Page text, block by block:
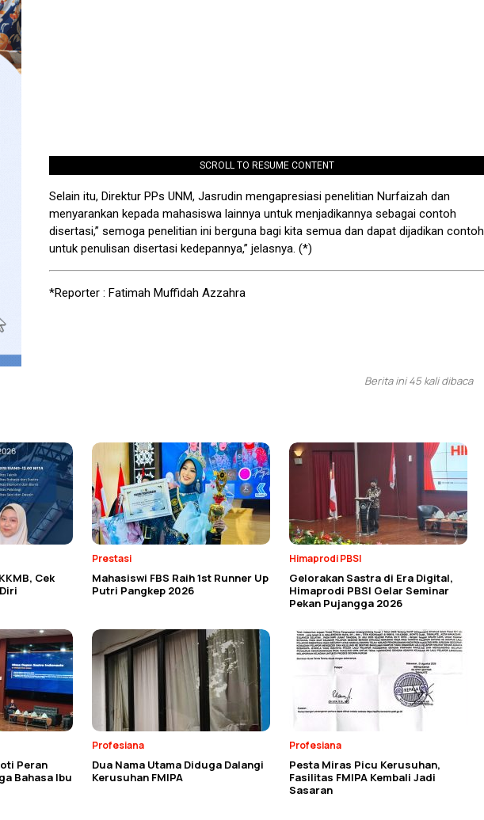
SCROLL TO RESUME CONTENT
Selain itu, Direktur PPs UNM, Jasrudin mengapresiasi penelitian Nurfaizah dan
menyarankan kepada mahasiswa lainnya untuk menjadikannya sebagai contoh
disertasi,” semoga penelitian ini berguna bagi kita semua dan dapat dijadikan contoh
untuk penulisan disertasi kedepannya,” jelasnya. (*)
*Reporter : Fatimah Muffidah Azzahra
Berita ini 45 kali dibaca
Cek
Prestasi
Mahasiswi FBS Raih 1st Runner Up
Putri Pangkep 2026
Himaprodi PBSI
Gelorakan Sastra di Era Digital,
Himaprodi PBSI Gelar Seminar
Pekan Pujangga 2026
Peran
Bahasa Ibu
Profesiana
Dua Nama Utama Diduga Dalangi
Kerusuhan FMIPA
Profesiana
Pesta Miras Picu Kerusuhan,
Fasilitas FMIPA Kembali Jadi
Sasaran